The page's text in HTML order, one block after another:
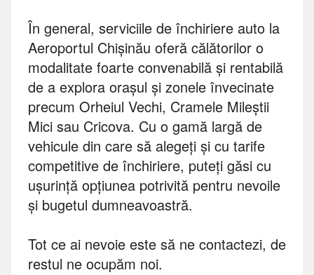
În general, serviciile de închiriere auto la
Aeroportul Chișinău oferă călătorilor o
modalitate foarte convenabilă și rentabilă
de a explora orașul și zonele învecinate
precum Orheiul Vechi, Cramele Mileștii
Mici sau Cricova. Cu o gamă largă de
vehicule din care să alegeți și cu tarife
competitive de închiriere, puteți găsi cu
ușurință opțiunea potrivită pentru nevoile
și bugetul dumneavoastră.
Tot ce ai nevoie este să ne contactezi, de
restul ne ocupăm noi.